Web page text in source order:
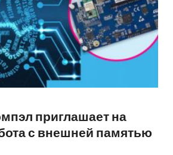
приглашает на
с внешней памятью